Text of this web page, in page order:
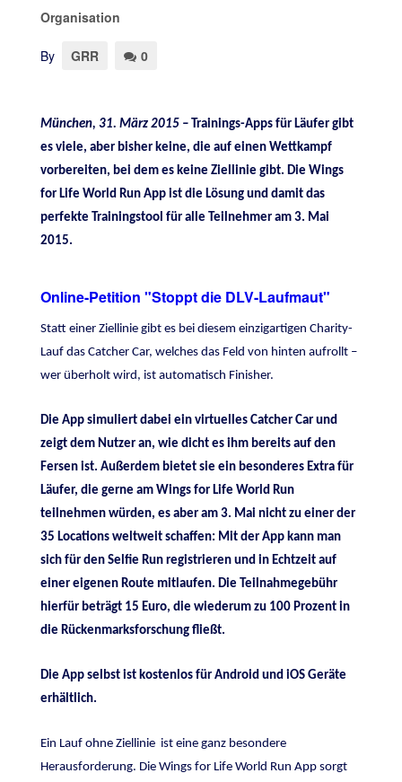
Organisation
By GRR 0
München, 31. März 2015 –Trainings-Apps für Läufer gibt
es viele, aber bisher keine, die auf einen Wettkampf
vorbereiten, bei dem es keine Ziellinie gibt. Die Wings
for Life World Run App ist die Lösung und damit das
perfekte Trainingstool für alle Teilnehmer am 3. Mai
2015.
Online-Petition "Stoppt die DLV-Laufmaut"
Statt einer Ziellinie gibt es bei diesem einzigartigen Charity-
Lauf das Catcher Car, welches das Feld von hinten aufrollt –
wer überholt wird, ist automatisch Finisher.
Die App simuliert dabei ein virtuelles Catcher Car und
zeigt dem Nutzer an, wie dicht es ihm bereits auf den
Fersen ist. Außerdem bietet sie ein besonderes Extra für
Läufer, die gerne am Wings for Life World Run
teilnehmen würden, es aber am 3. Mai nicht zu einer der
35 Locations weltweit schaffen: Mit der App kann man
sich für den Selfie Run registrieren und in Echtzeit auf
einer eigenen Route mitlaufen. Die Teilnahmegebühr
hierfür beträgt 15 Euro, die wiederum zu 100 Prozent in
die Rückenmarksforschung fließt.
Die App selbst ist kostenlos für Android und iOS Geräte
erhältlich.
Ein Lauf ohne Ziellinie ist eine ganz besondere
Herausforderung. Die Wings for Life World Run App sorgt